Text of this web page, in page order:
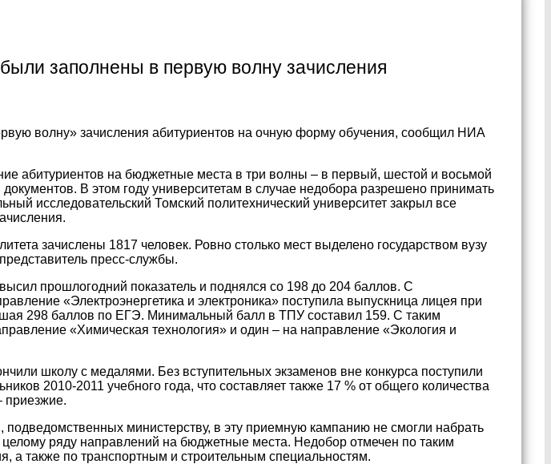
заполнены в первую волну зачисления
волну» зачисления абитуриентов на очную форму обучения, сообщил НИА
абитуриентов на бюджетные места в три волны – в первый, шестой и восьмой
В этом году университетам в случае недобора разрешено принимать
исследовательский Томский политехнический университет закрыл все
зачислены 1817 человек. Ровно столько мест выделено государством вузу
пресс-службы.
прошлогодний показатель и поднялся со 198 до 204 баллов. С
«Электроэнергетика и электроника» поступила выпускница лицея при
298 баллов по ЕГЭ. Минимальный балл в ТПУ составил 159. С таким
«Химическая технология» и один – на направление «Экология и
школу с медалями. Без вступительных экзаменов вне конкурса поступили
2010-2011 учебного года, что составляет также 17 % от общего количества
приезжие.
министерству, в эту приемную кампанию не смогли набрать
целому ряду направлений на бюджетные места. Недобор отмечен по таким
а также по транспортным и строительным специальностям.